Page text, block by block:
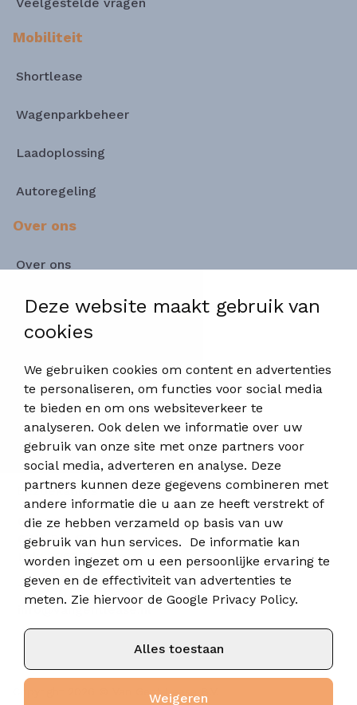
Deze website maakt gebruik van
cookies
We gebruiken cookies om content en advertenties
te personaliseren, om functies voor social media
te bieden en om ons websiteverkeer te
analyseren. Ook delen we informatie over uw
gebruik van onze site met onze partners voor
social media, adverteren en analyse. Deze
partners kunnen deze gegevens combineren met
andere informatie die u aan ze heeft verstrekt of
die ze hebben verzameld op basis van uw
gebruik van hun services. De informatie kan
worden ingezet om u een persoonlijke ervaring te
geven en de effectiviteit van advertenties te
meten. Zie hiervoor de Google Privacy Policy.
Alles toestaan
Weigeren
Mobiliteit
Shortlease
Wagenparkbeheer
Laadoplossing
Autoregeling
Over ons
Over ons
Referenties
Vacatures
Nieuws
Van Gent Lease
Bezoekadres
Copernicuslaan 9
6716 BM Ede
Kvk: 80698034
+ 31 (0)318 88 60 80
Copyright 2026 © Van Gent Lease B.V.